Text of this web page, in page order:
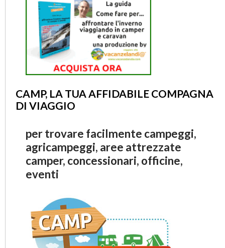
CAMP, LA TUA AFFIDABILE COMPAGNA
DI VIAGGIO
per trovare facilmente campeggi,
agricampeggi, aree attrezzate
camper, concessionari, officine,
eventi